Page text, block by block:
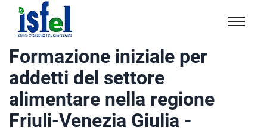
Isfel
Istituto
specialistico
formazione
e
lavoro
Formazione iniziale per
addetti del settore
alimentare nella regione
Friuli-Venezia Giulia -